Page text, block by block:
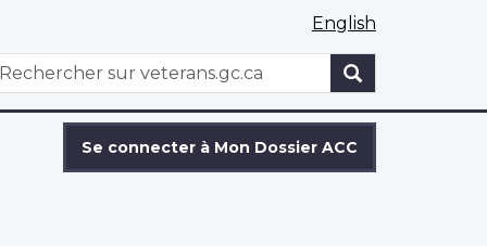
English
WxT
Se connecter à Mon Dossier ACC